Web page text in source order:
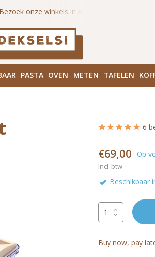
Hoofddorpplein
PASTA OVEN METEN TAFELEN
6
€69,00 Op
Incl. btw
Beschikbaar
Buy now, pay